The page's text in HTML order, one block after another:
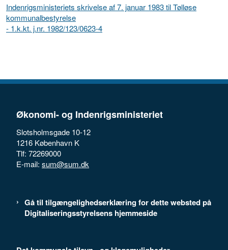
Indenrigsministeriets skrivelse af 7. januar 1983 til Tølløse
kommunalbestyrelse
- 1.k.kt. j.nr. 1982/123/0623-4
Økonomi- og Indenrigsministeriet
Slotsholmsgade 10-12
1216 København K
Tlf: 72269000
E-mail: sum@sum.dk
Gå til tilgængelighedserklæring for dette websted på
Digitaliseringsstyrelsens hjemmeside